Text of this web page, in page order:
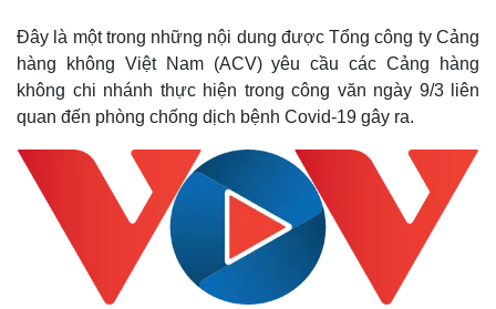
Đây là một trong những nội dung được Tổng công ty Cảng
hàng không Việt Nam (ACV) yêu cầu các Cảng hàng
không chi nhánh thực hiện trong công văn ngày 9/3 liên
quan đến phòng chống dịch bệnh Covid-19 gây ra.